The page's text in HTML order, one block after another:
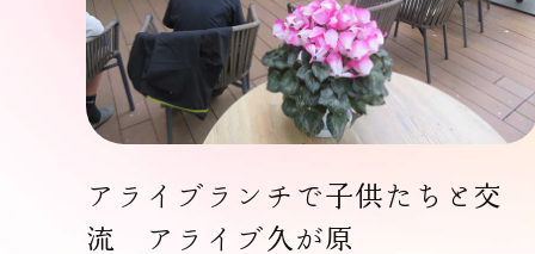
アライブランチで子供たちと交
流 アライブ久が原